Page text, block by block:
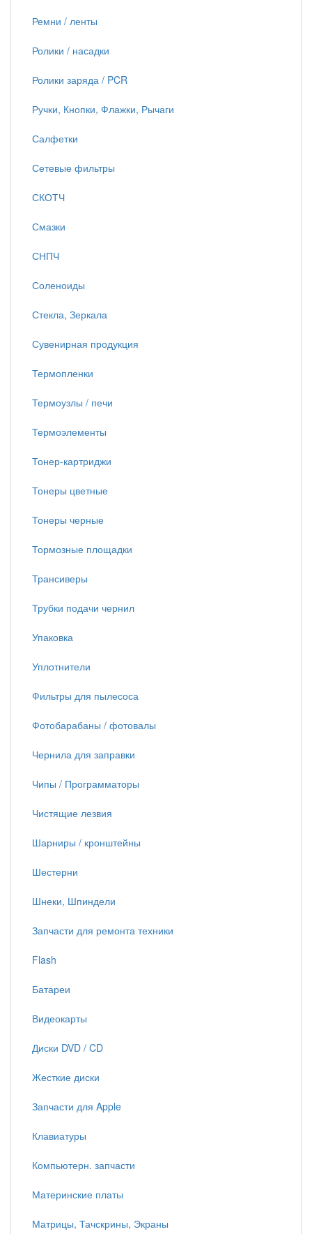
Ремни / ленты
Ролики / насадки
Ролики заряда / PCR
Ручки, Кнопки, Флажки, Рычаги
Салфетки
Сетевые фильтры
СКОТЧ
Смазки
СНПЧ
Соленоиды
Стекла, Зеркала
Сувенирная продукция
Термопленки
Термоузлы / печи
Термоэлементы
Тонер-картриджи
Тонеры цветные
Тонеры черные
Тормозные площадки
Трансиверы
Трубки подачи чернил
Упаковка
Уплотнители
Фильтры для пылесоса
Фотобарабаны / фотовалы
Чернила для заправки
Чипы / Программаторы
Чистящие лезвия
Шарниры / кронштейны
Шестерни
Шнеки, Шпиндели
Запчасти для ремонта техники
Flash
Батареи
Видеокарты
Диски DVD / CD
Жесткие диски
Запчасти для Apple
Клавиатуры
Компьютерн. запчасти
Материнские платы
Матрицы, Тачскрины, Экраны